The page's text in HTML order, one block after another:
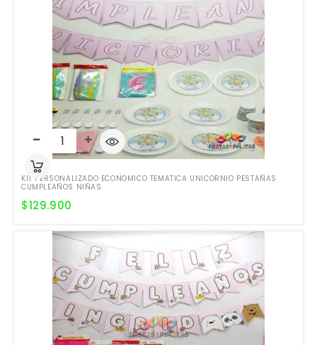
KIT PERSONALIZADO ECONOMICO TEMATICA UNICORNIO PESTAÑAS
CUMPLEAÑOS NIÑAS
$129.900